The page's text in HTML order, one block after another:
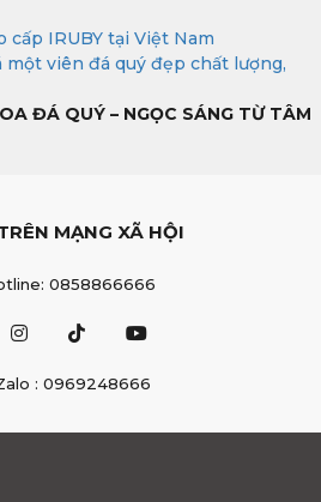
cấp IRUBY tại Việt Nam
một viên đá quý đẹp chất lượng,
ĐÁ QUÝ – NGỌC SÁNG TỪ TÂM
MẠNG XÃ HỘI
0858866666
: 0969248666